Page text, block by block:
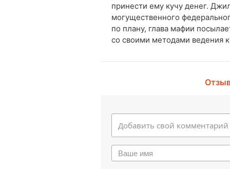
принести ему кучу денег.
могущественного
по плану, глава мафии
со своими методами ведения